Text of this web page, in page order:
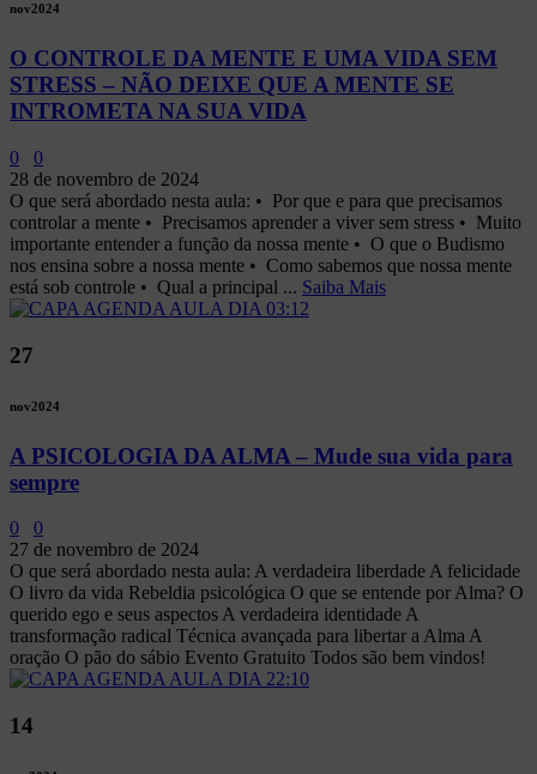
nov2024
O CONTROLE DA MENTE E UMA VIDA SEM
STRESS – NÃO DEIXE QUE A MENTE SE
INTROMETA NA SUA VIDA
0
0
28 de novembro de 2024
O que será abordado nesta aula: •⁠ ⁠Por que e para que precisamos
controlar a mente •⁠ ⁠Precisamos aprender a viver sem stress •⁠ ⁠Muito
importante entender a função da nossa mente •⁠ ⁠O que o Budismo
nos ensina sobre a nossa mente •⁠ ⁠Como sabemos que nossa mente
está sob controle •⁠ ⁠Qual a principal ... Saiba Mais
27
nov2024
A PSICOLOGIA DA ALMA – Mude sua vida para
sempre
0
0
27 de novembro de 2024
O que será abordado nesta aula: A verdadeira liberdade A felicidade
O livro da vida Rebeldia psicológica O que se entende por Alma? O
querido ego e seus aspectos A verdadeira identidade A
transformação radical Técnica avançada para libertar a Alma A
oração O pão do sábio Evento Gratuito Todos são bem vindos!
14